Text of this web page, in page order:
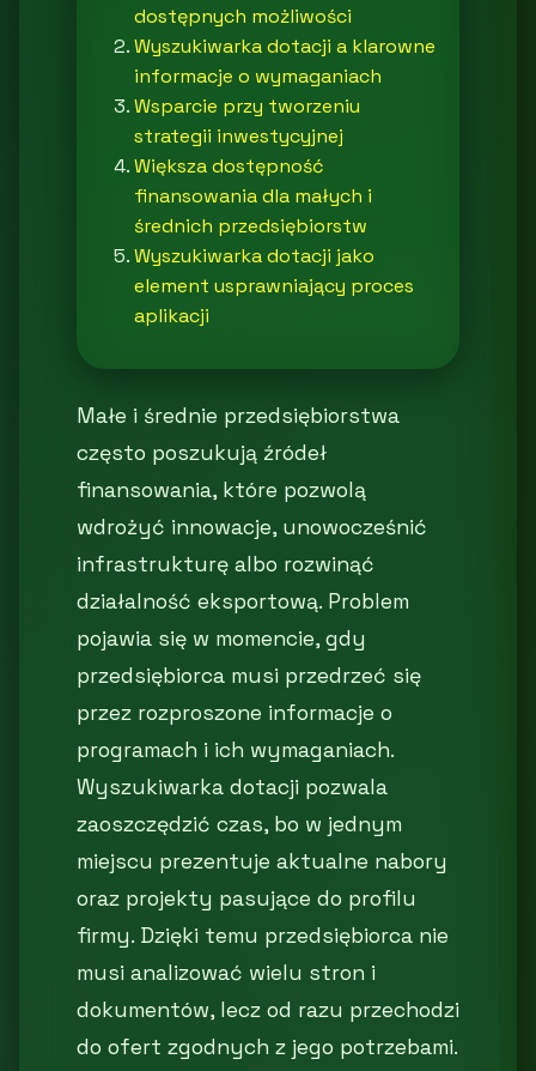
dostępnych możliwości
Wyszukiwarka dotacji a klarowne
informacje o wymaganiach
Wsparcie przy tworzeniu
strategii inwestycyjnej
Większa dostępność
finansowania dla małych i
średnich przedsiębiorstw
Wyszukiwarka dotacji jako
element usprawniający proces
aplikacji
Małe i średnie przedsiębiorstwa
często poszukują źródeł
finansowania, które pozwolą
wdrożyć innowacje, unowocześnić
infrastrukturę albo rozwinąć
działalność eksportową. Problem
pojawia się w momencie, gdy
przedsiębiorca musi przedrzeć się
przez rozproszone informacje o
programach i ich wymaganiach.
Wyszukiwarka dotacji pozwala
zaoszczędzić czas, bo w jednym
miejscu prezentuje aktualne nabory
oraz projekty pasujące do profilu
firmy. Dzięki temu przedsiębiorca nie
musi analizować wielu stron i
dokumentów, lecz od razu przechodzi
do ofert zgodnych z jego potrzebami.